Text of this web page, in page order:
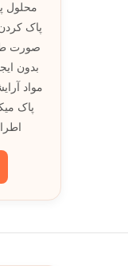
محلول
پاک
صورت
بدون
مواد
پاک